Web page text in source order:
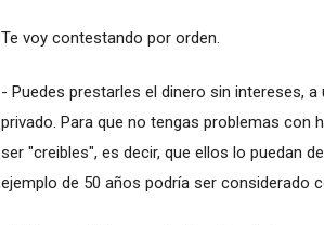
Te voy contestando por orden.
- Puedes prestarles el dinero sin intereses,
privado. Para que no tengas problemas con
ser "creibles", es decir, que ellos lo puedan
ejemplo de 50 años podría ser considerado